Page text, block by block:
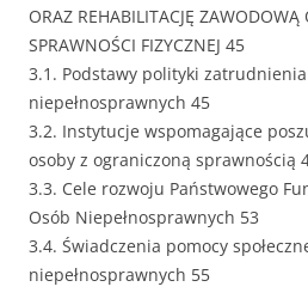
ORAZ REHABILITACJĘ
SPRAWNOŚCI FIZYCZNEJ 45
3.1. Podstawy polityki
niepełnosprawnych 45
3.2. Instytucje wspomagające
osoby z ograniczoną sprawnością
3.3. Cele rozwoju Państwowego
Osób Niepełnosprawnych 53
3.4. Świadczenia pomocy
niepełnosprawnych 55